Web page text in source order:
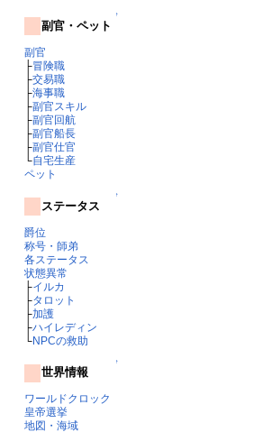
↑
副官・ペット
副官
├冒険職
├交易職
├海事職
├副官スキル
├副官回航
├副官船長
├副官仕官
└自宅生産
ペット
↑
ステータス
爵位
称号・師弟
各ステータス
状態異常
├イルカ
├タロット
├加護
├ハイレディン
└NPCの救助
↑
世界情報
ワールドクロック
皇帝選挙
地図・海域